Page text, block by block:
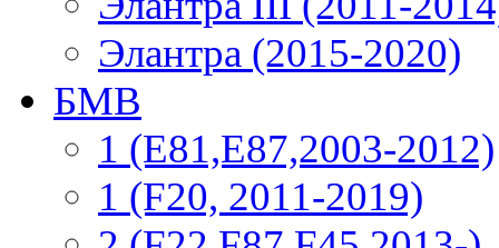
Элантра (2015-2020)
БМВ
1 (E81,E87,2003-2012)
1 (F20, 2011-2019)